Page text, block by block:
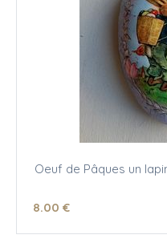
Oeuf de Pâques un
8.00 €